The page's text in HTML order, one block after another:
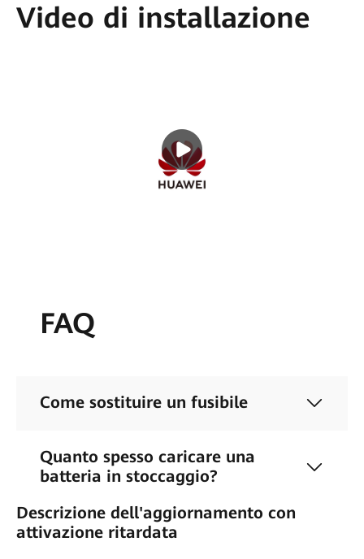
Video di installazione
FAQ
Come sostituire un fusibile
Quanto spesso caricare una
batteria in stoccaggio?
Descrizione dell'aggiornamento con
attivazione ritardata